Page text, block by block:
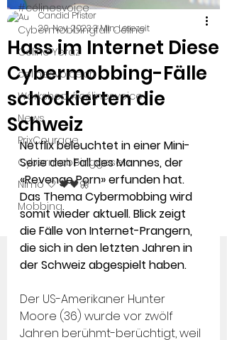
#célinesvoice
Cybermobbingfall Céline
Céline Yeraz
celinesvoice.ch
Workshop #célinesvoice
News
PrixCourage
Cybermobbinggesetz
Nimo 🤍 🖤🖤🦋
Mobbing
Hass im Internet Diese
Cybermobbing-Fälle
schockierten die
Schweiz
Candid Pfister
20. Nov. 20233 Min. Lesezeit
Netflix beleuchtet in einer Mini-
Serie den Fall des Mannes, der
«Revenge Porn» erfunden hat.
Das Thema Cybermobbing wird
somit wieder aktuell. Blick zeigt
die Fälle von Internet-Prangern,
die sich in den letzten Jahren in
der Schweiz abgespielt haben.
Der US-Amerikaner Hunter
Moore (36) wurde vor zwölf
Jahren berühmt-berüchtigt, weil